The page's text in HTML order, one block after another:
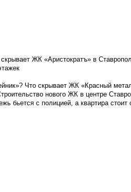
ЖК «Аристократъ» в
Что скрывает ЖК «Красный
нового ЖК в центре
бьется с полицией, а квартира